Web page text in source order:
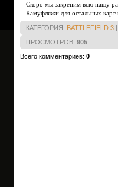
Скоро мы закрепим всю нашу
Камуфляжи для остальных
КАТЕГОРИЯ: BATTLEFIELD 3 |
ПРОСМОТРОВ: 905
Всего комментариев: 0